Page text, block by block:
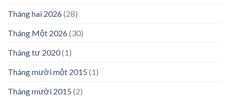
Tháng hai 2026(28)
Tháng Một 2026(30)
Tháng tư 2020(1)
Tháng mười một 2015 (1)
Tháng mười 2015 (2)